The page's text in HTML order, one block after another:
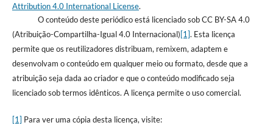
Attribution 4.0 International License.
O conteúdo deste periódico está licenciado sob CC BY-SA 4.0
(Atribuição-Compartilha-Igual 4.0 Internacional)[1]. Esta licença
permite que os reutilizadores distribuam, remixem, adaptem e
desenvolvam o conteúdo em qualquer meio ou formato, desde que a
atribuição seja dada ao criador e que o conteúdo modificado seja
licenciado sob termos idênticos. A licença permite o uso comercial.
[1] Para ver uma cópia desta licença, visite: